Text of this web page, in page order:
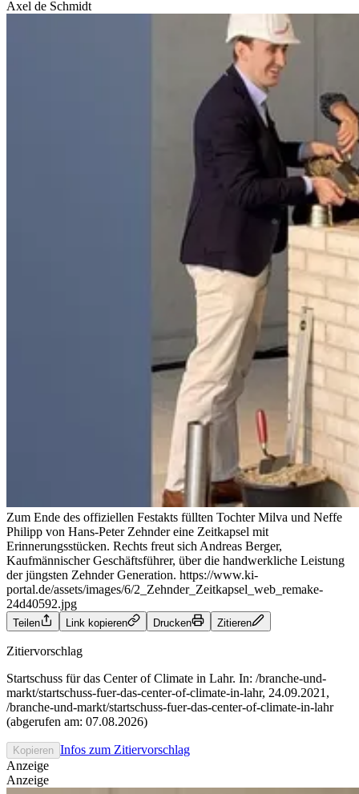
Axel de Schmidt
Zum Ende des offiziellen Festakts füllten Tochter Milva und Neffe
Philipp von Hans-Peter Zehnder eine Zeitkapsel mit
Erinnerungsstücken. Rechts freut sich Andreas Berger,
Kaufmännischer Geschäftsführer, über die handwerkliche Leistung
der jüngsten Zehnder Generation. https://www.ki-
portal.de/assets/images/6/2_Zehnder_Zeitkapsel_web_remake-
24d40592.jpg
Teilen Link kopieren Drucken Zitieren
Zitiervorschlag
Startschuss für das Center of Climate in Lahr. In: /branche-und-
markt/startschuss-fuer-das-center-of-climate-in-lahr, 24.09.2021,
/branche-und-markt/startschuss-fuer-das-center-of-climate-in-lahr
(abgerufen am: 07.08.2026)
Kopieren Infos zum Zitiervorschlag
Anzeige
Anzeige